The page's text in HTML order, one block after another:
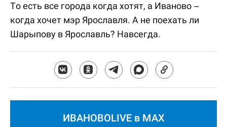
То есть все города когда хотят, а Иваново –
когда хочет мэр Ярославля. А не поехать ли
Шарыпову в Ярославль? Навсегда.
ИВАНОВОLIVE в MAX